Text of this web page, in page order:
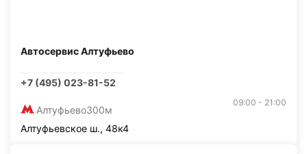
Автосервис Алтуфьево
+7 (495) 023-81-52
Алтуфьево300м
09:00 - 21:00
Алтуфьевское ш., 48к4